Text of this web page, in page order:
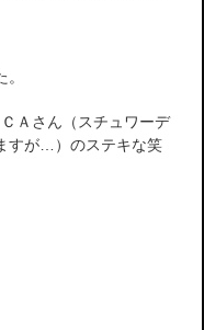
Ａさん（スチュワーデ
すが…）のステキな笑